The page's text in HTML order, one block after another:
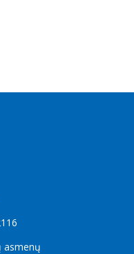
asmenų